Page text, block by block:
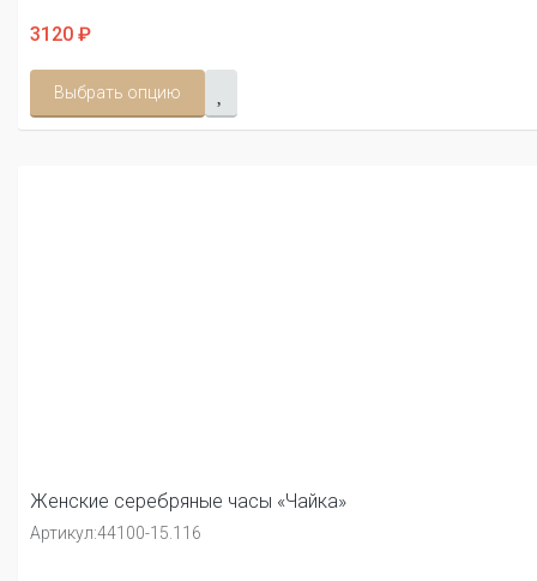
3120 ₽
Выбрать опцию
Женские серебряные часы «Чайка»
Артикул:44100-15.116